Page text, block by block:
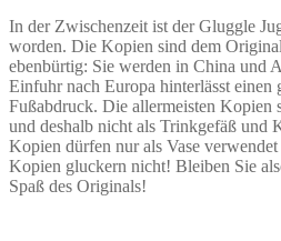
In der Zwischenzeit ist der Gluggle
worden. Die Kopien sind dem
ebenbürtig: Sie werden in China und
Einfuhr nach Europa hinterlässt einen
Fußabdruck. Die allermeisten Kopien
und deshalb nicht als Trinkgefäß und
Kopien dürfen nur als Vase
Kopien gluckern nicht! Bleiben Sie
Spaß des Originals!